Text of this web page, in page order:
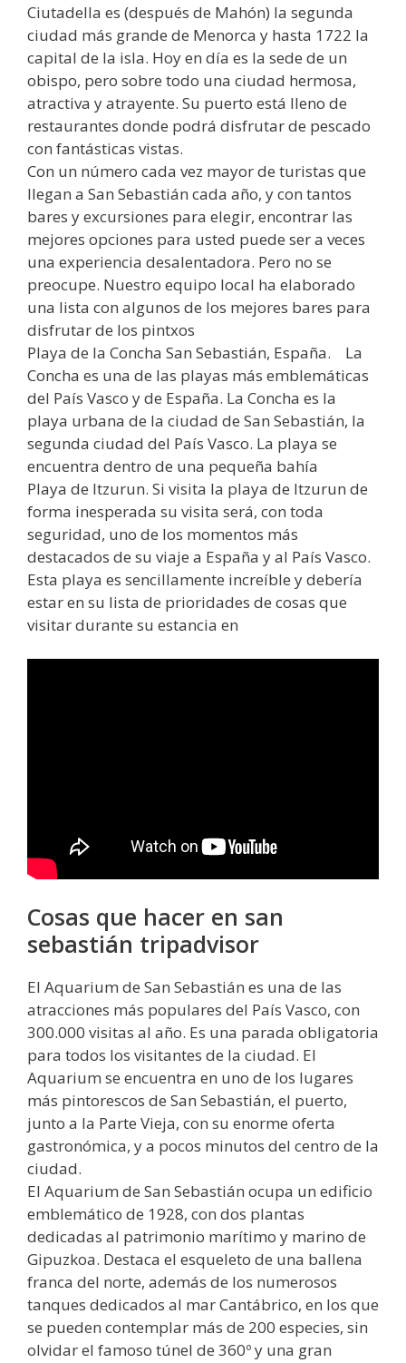
Ciutadella es (después de Mahón) la segunda
ciudad más grande de Menorca y hasta 1722 la
capital de la isla. Hoy en día es la sede de un
obispo, pero sobre todo una ciudad hermosa,
atractiva y atrayente. Su puerto está lleno de
restaurantes donde podrá disfrutar de pescado
con fantásticas vistas.
Con un número cada vez mayor de turistas que
llegan a San Sebastián cada año, y con tantos
bares y excursiones para elegir, encontrar las
mejores opciones para usted puede ser a veces
una experiencia desalentadora. Pero no se
preocupe. Nuestro equipo local ha elaborado
una lista con algunos de los mejores bares para
disfrutar de los pintxos
Playa de la Concha San Sebastián, España. La
Concha es una de las playas más emblemáticas
del País Vasco y de España. La Concha es la
playa urbana de la ciudad de San Sebastián, la
segunda ciudad del País Vasco. La playa se
encuentra dentro de una pequeña bahía
Playa de Itzurun. Si visita la playa de Itzurun de
forma inesperada su visita será, con toda
seguridad, uno de los momentos más
destacados de su viaje a España y al País Vasco.
Esta playa es sencillamente increíble y debería
estar en su lista de prioridades de cosas que
visitar durante su estancia en
Cosas que hacer en san
sebastián tripadvisor
El Aquarium de San Sebastián es una de las
atracciones más populares del País Vasco, con
300.000 visitas al año. Es una parada obligatoria
para todos los visitantes de la ciudad. El
Aquarium se encuentra en uno de los lugares
más pintorescos de San Sebastián, el puerto,
junto a la Parte Vieja, con su enorme oferta
gastronómica, y a pocos minutos del centro de la
ciudad.
El Aquarium de San Sebastián ocupa un edificio
emblemático de 1928, con dos plantas
dedicadas al patrimonio marítimo y marino de
Gipuzkoa. Destaca el esqueleto de una ballena
franca del norte, además de los numerosos
tanques dedicados al mar Cantábrico, en los que
se pueden contemplar más de 200 especies, sin
olvidar el famoso túnel de 360º y una gran